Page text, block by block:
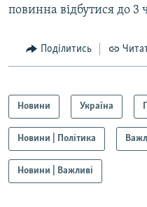
повинна відбутися до 3
Поділитись
Новини Україна
Новини | Політика
Новини | Важливі